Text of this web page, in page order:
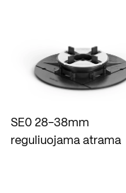
SE0 28-38mm
reguliuojama atrama